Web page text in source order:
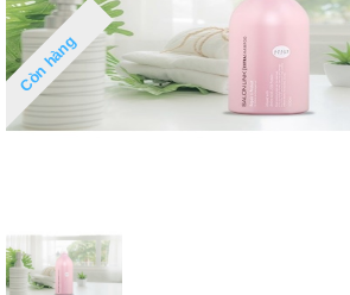
Còn hàng